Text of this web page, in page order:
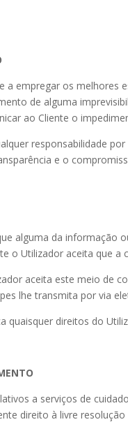
a empregar os melhores
de alguma
ao Cliente o
responsabilidade
e o
alguma da informação
o Utilizador aceita que
aceita este meio de
lhe transmita por via
quaisquer direitos do
a serviços de
direito à livre